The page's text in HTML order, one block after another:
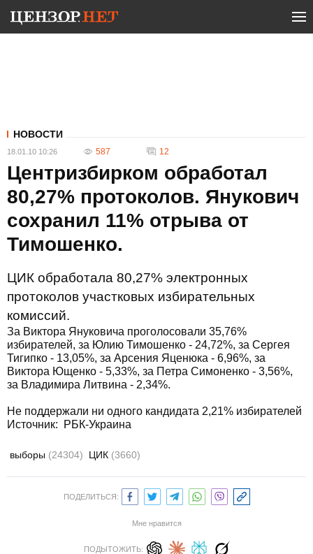
НОВОСТИ
18.01.10 10:26 587 12
Центризбирком обработал
80,27% протоколов. Янукович
сохранил 11% отрыва от
Тимошенко.
ЦИК обработала 80,27% электронных
протоколов участковых избирательных
комиссий.
За Виктора Януковича проголосовали 35,76%
избирателей, за Юлию Тимошенко - 24,72%, за Сергея
Тигипко - 13,05%, за Арсения Яценюка - 6,96%, за
Виктора Ющенко - 5,33%, за Петра Симоненко - 3,56%,
за Владимира Литвина - 2,34%.
Не поддержали ни одного кандидата 2,21% избирателей
Источник: РБК-Украина
выборы (24304) ЦИК (3660)
ПОДЕЛИТЬСЯ:
Мне нравится
ПОДЫТОЖИТЬ: